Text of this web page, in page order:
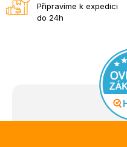
Připravíme k expedici
do 24h